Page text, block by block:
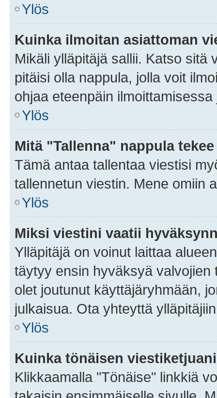
Ylös
Kuinka ilmoitan asiattoman
Mikäli ylläpitäjä sallii. Katso sitä
pitäisi olla nappula, jolla voit
ohjaa eteenpäin
Ylös
Mitä "Tallenna" nappula
Tämä antaa tallentaa viestisi
tallennetun viestin. Mene omiin
Ylös
Miksi viestini vaatii
Ylläpitäjä on voinut laittaa
täytyy ensin hyväksyä
olet joutunut käyttäjäryhmään,
julkaisua. Ota yhteyttä
Ylös
Kuinka tönäisen
Klikkaamalla "Tönäise" linkkiä